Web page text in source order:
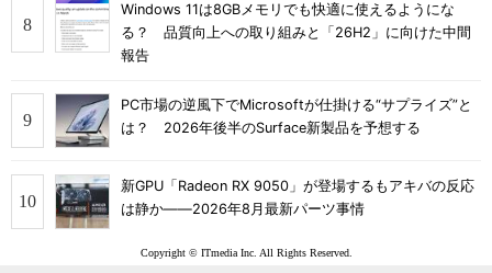
Windows 11は8GBメモリでも快適に使えるようにな
る？ 品質向上への取り組みと「26H2」に向けた中間
報告
PC市場の逆風下でMicrosoftが仕掛ける“サプライズ”と
は？ 2026年後半のSurface新製品を予想する
新GPU「Radeon RX 9050」が登場するもアキバの反応
は静か――2026年8月最新パーツ事情
Copyright © ITmedia Inc. All Rights Reserved.